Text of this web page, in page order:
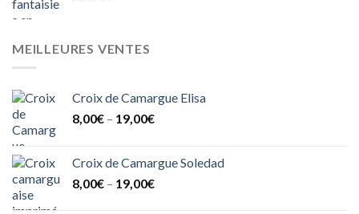
MEILLEURES VENTES
Croix de Camargue Elisa
8,00€ – 19,00€
Croix de Camargue Soledad
8,00€ – 19,00€